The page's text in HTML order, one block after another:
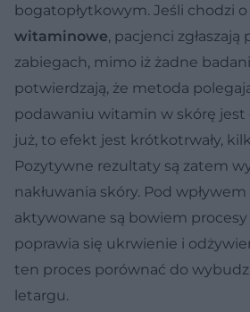
bogatopłytkowym. Jeśli chodzi o
witaminowe, pacjenci zgłaszają
zabiegach, mimo iż żadne
potwierdzają, że metoda
podawaniu witamin w skórę jest
już, to efekt jest krótkotrwały,
Pozytywne rezultaty są zatem
nakłuwania skóry. Pod
aktywowane są bowiem
poprawia się ukrwienie i
ten proces porównać do
letargu.